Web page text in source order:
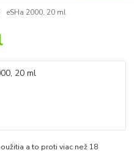
eSHa 2000, 20 ml
a to proti viac než 18